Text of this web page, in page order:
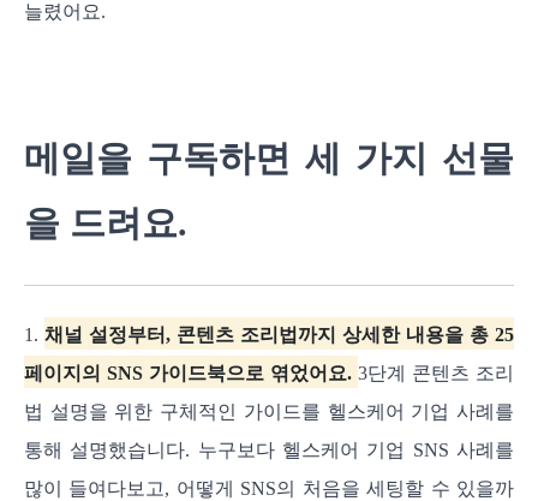
늘렸어요.
메일을 구독하면 세 가지 선물
을 드려요.
1. 채널 설정부터, 콘텐츠 조리법까지 상세한 내용을 총 25
페이지의 SNS 가이드북으로 엮었어요. 3단계 콘텐츠 조리
법 설명을 위한 구체적인 가이드를 헬스케어 기업 사례를
통해 설명했습니다. 누구보다 헬스케어 기업 SNS 사례를
많이 들여다보고, 어떻게 SNS의 처음을 세팅할 수 있을까